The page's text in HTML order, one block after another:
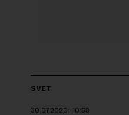
SVET
30.07.2020. 10:58